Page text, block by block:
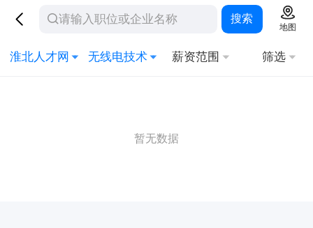
搜索
地图
淮北人才网 无线电技术 薪资范围 筛选
暂无数据